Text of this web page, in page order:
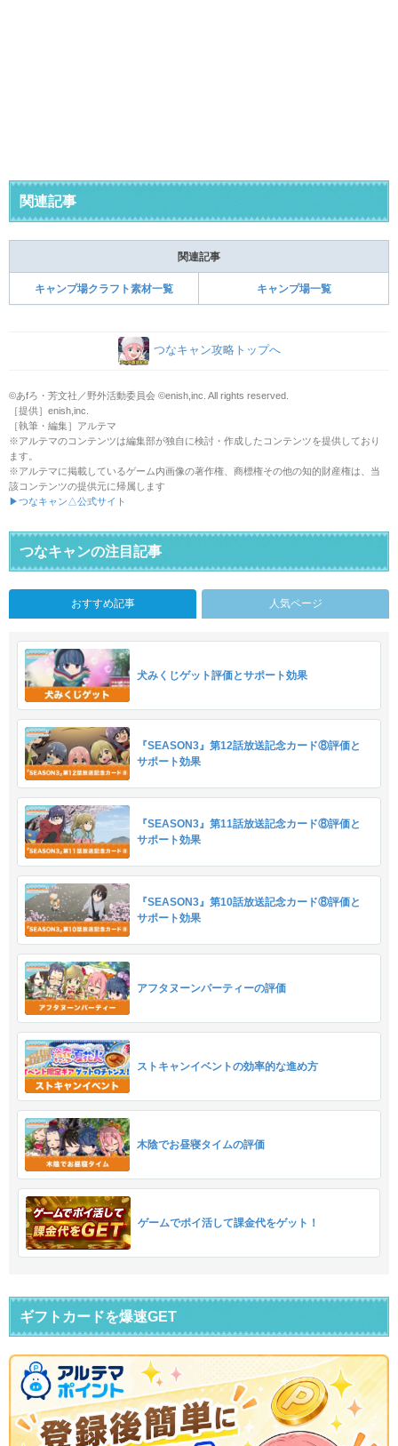
関連記事
関連記事
キャンプ場クラフト素材一覧 キャンプ場一覧
つなキャン攻略トップへ
©あfろ・芳文社／野外活動委員会 ©enish,inc. All rights reserved.
［提供］enish,inc.
［執筆・編集］アルテマ
※アルテマのコンテンツは編集部が独自に検討・作成したコンテンツを提供しており
ます。
※アルテマに掲載しているゲーム内画像の著作権、商標権その他の知的財産権は、当
該コンテンツの提供元に帰属します
▶つなキャン△公式サイト
つなキャンの注目記事
おすすめ記事 人気ページ
犬みくじゲット評価とサポート効果
『SEASON3』第12話放送記念カード⑧評価と
サポート効果
『SEASON3』第11話放送記念カード⑧評価と
サポート効果
『SEASON3』第10話放送記念カード⑧評価と
サポート効果
アフタヌーンパーティーの評価
ストキャンイベントの効率的な進め方
木陰でお昼寝タイムの評価
ゲームでポイ活して課金代をゲット！
ギフトカードを爆速GET